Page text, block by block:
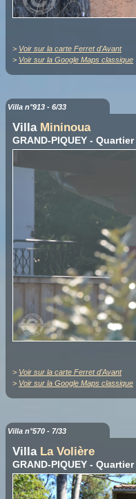
> Voir sur la carte Ferret d'Avant
> Voir sur la Google Maps classique
Villa n°913 - 6/33
Villa Mininoua
GRAND-PIQUEY - Quartier
> Voir sur la carte Ferret d'Avant
> Voir sur la Google Maps classique
Villa n°570 - 7/33
Villa La Volière
GRAND-PIQUEY - Quartier